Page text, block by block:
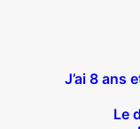
J’ai 8 ans
Le
14 bis rue
Joffrin /